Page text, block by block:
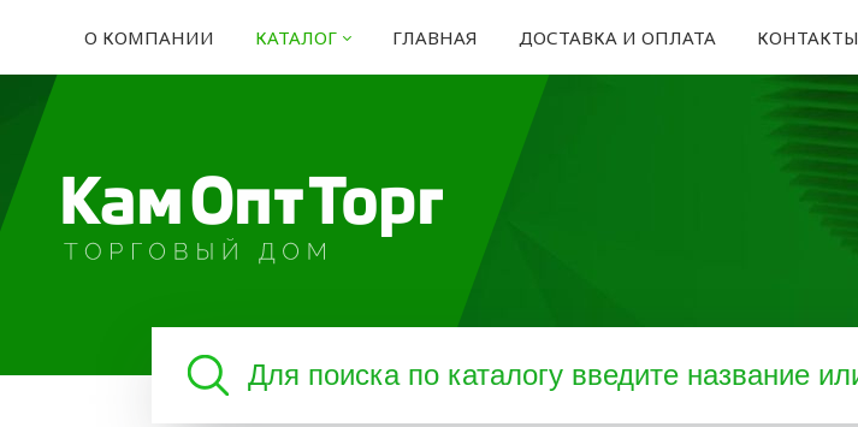
О КОМПАНИИ КАТАЛОГ ГЛАВНАЯ ДОСТАВКА И ОПЛАТА КОНТАКТЫ